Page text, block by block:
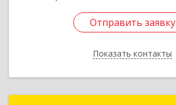
Отправить заявку
Показать контакты
Отправить заявку
Назад